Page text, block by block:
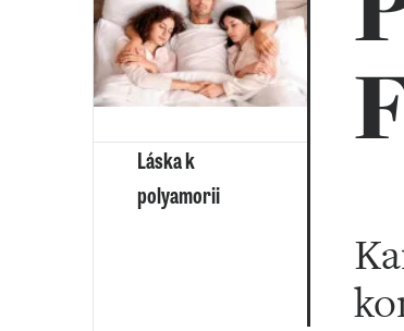
Láska k
polyamorii